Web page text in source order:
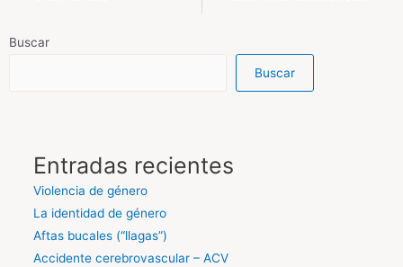
Buscar
Buscar
Entradas recientes
Violencia de género
La identidad de género
Aftas bucales (“llagas”)
Accidente cerebrovascular – ACV